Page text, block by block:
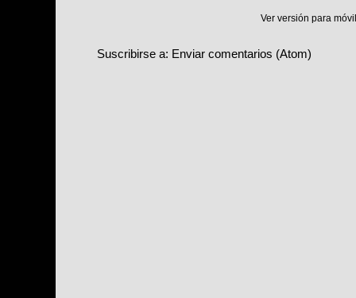
Ver versión para
Suscribirse a: Enviar comentarios (Atom)